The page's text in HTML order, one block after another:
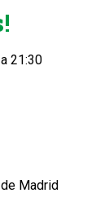
21:30
Madrid